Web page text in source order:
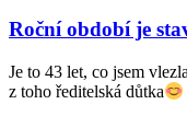
Roční období je
Je to 43 let, co jsem
z toho ředitelská důtka